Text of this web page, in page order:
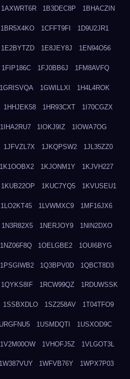
1AXWRT6R 1B3DEC8P 1BHACZIN
1BR5X4KO 1CFFT9FI 1D9U2JR1
1E2BYTZD 1E8JEY8J 1EN94O56
1FIP186C 1FJ0BB6J 1FM8AVFQ
1GRISVQA 1GWILLXI 1H4L4ROK
1HHJEK58 1HR93CXT 1I70CGZX
1IHA2RU7 1IOKJ9IZ 1IOWA7OG
1JFVZL7X 1JKQPSW2 1JL35ZZ0
1K1OOBX2 1KJONM1Y 1KJVH227
1KUB22OP 1KUC7YQ5 1KVUSEU1
1LO2KT45 1LVWMXC9 1MF16JX6
1N3R82X5 1NERJOY9 1NIN2DXO
1NZ06F8Q 1OELGBE2 1OUI6BYG
1PSGIWB2 1Q3BPV0D 1QBCT8D3
1QYKS8IF 1RCW99QZ 1RDUWSSK
1SSBXDLO 1SZ258AV 1T04TFO9
1USMDQTI 1USXOD9C
1V2M00OW 1VHOFJ5Z 1VLGOT3L
1W387VUY 1WFVB76Y 1WPX7P03